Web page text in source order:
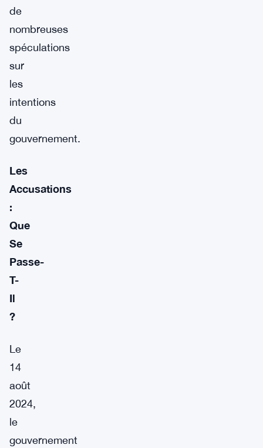
de
nombreuses
spéculations
sur
les
intentions
du
gouvernement.
Les
Accusations
:
Que
Se
Passe-
T-
Il
?
Le
14
août
2024,
le
gouvernement